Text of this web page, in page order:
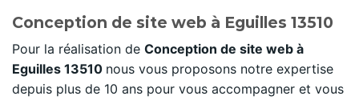
Conception de site web à Eguilles 13510
Pour la réalisation de Conception de site web à
Eguilles 13510 nous vous proposons notre expertise
depuis plus de 10 ans pour vous accompagner et vous